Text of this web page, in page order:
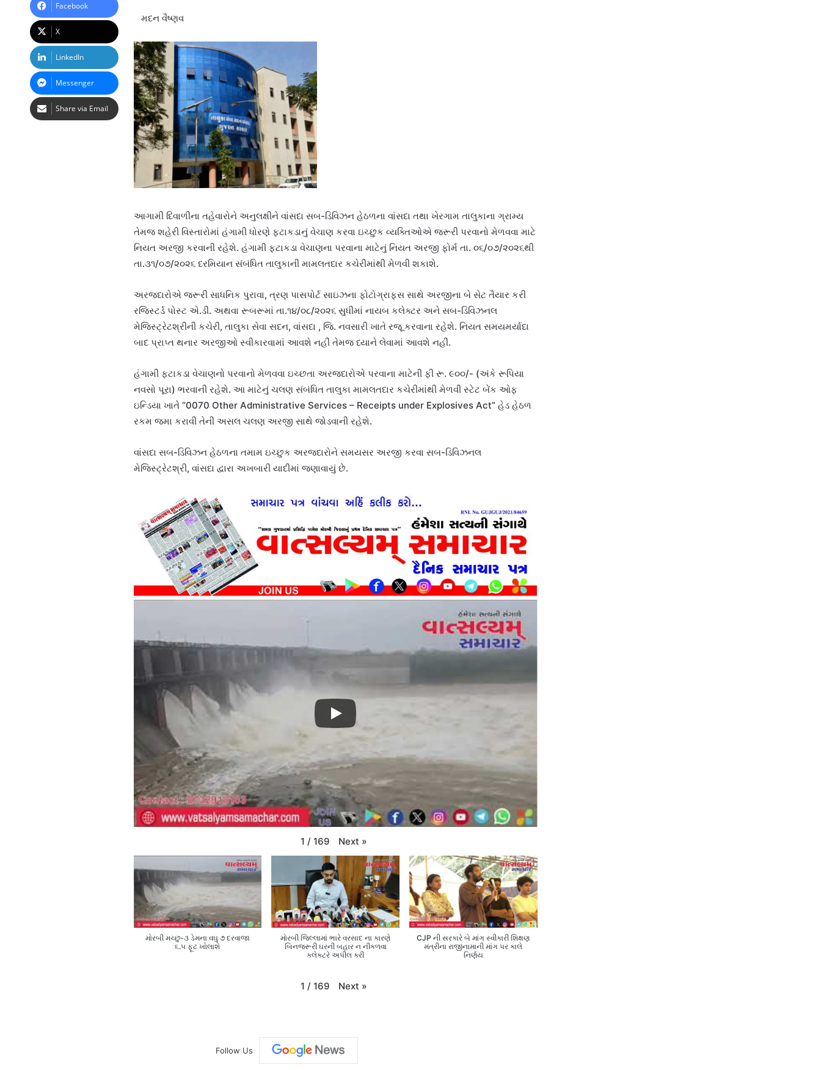
મદન વૈષ્ણવ
આગામી દિવાળીના તહેવારોને અનુલક્ષીને વાંસદા સબ-ડિવિઝન હેઠળના વાંસદા તથા ખેરગામ તાલુકાના ગ્રામ્ય
તેમજ શહેરી વિસ્તારોમાં હંગામી ધોરણે ફટાકડાનું વેચાણ કરવા ઇચ્છુક વ્યક્તિઓએ જરૂરી પરવાનો મેળવવા માટે
નિયત અરજી કરવાની રહેશે. હંગામી ફટાકડા વેચાણના પરવાના માટેનું નિયત અરજી ફોર્મ તા. ૦૬/૦૭/૨૦૨૬થી
તા.૩૧/૦૭/૨૦૨૬ દરમિયાન સંબંધિત તાલુકાની મામલતદાર કચેરીમાંથી મેળવી શકાશે.
અરજદારોએ જરૂરી સાધનિક પુરાવા, ત્રણ પાસપોર્ટ સાઇઝના ફોટોગ્રાફ્સ સાથે અરજીના બે સેટ તૈયાર કરી
રજિસ્ટર્ડ પોસ્ટ એ.ડી. અથવા રૂબરૂમાં તા.૧૪/૦૮/૨૦૨૬ સુધીમાં નાયબ કલેક્ટર અને સબ-ડિવિઝનલ
મેજિસ્ટ્રેટશ્રીની કચેરી, તાલુકા સેવા સદન, વાંસદા , જિ. નવસારી ખાતે રજૂ કરવાના રહેશે. નિયત સમયમર્યાદા
બાદ પ્રાપ્ત થનાર અરજીઓ સ્વીકારવામાં આવશે નહીં તેમજ ધ્યાને લેવામાં આવશે નહીં.
હંગામી ફટાકડા વેચાણનો પરવાનો મેળવવા ઇચ્છતા અરજદારોએ પરવાના માટેની ફી રૂ. ૯૦૦/- (અંકે રૂપિયા
નવસો પૂરા) ભરવાની રહેશે. આ માટેનું ચલણ સંબંધિત તાલુકા મામલતદાર કચેરીમાંથી મેળવી સ્ટેટ બેંક ઓફ
ઇન્ડિયા ખાતે “0070 Other Administrative Services – Receipts under Explosives Act” હેડ હેઠળ
રકમ જમા કરાવી તેની અસલ ચલણ અરજી સાથે જોડવાની રહેશે.
વાંસદા સબ-ડિવિઝન હેઠળના તમામ ઇચ્છુક અરજદારોને સમયસર અરજી કરવા સબ-ડિવિઝનલ
મેજિસ્ટ્રેટશ્રી, વાંસદા દ્વારા અખબારી યાદીમાં જણાવાયું છે.
1 / 169 Next »
મોરબી મચ્છુ-૩ ડેમના વઘુ ૭ દરવાજા
૬.૫ ફૂટ ખોલાશે
મોરબી જિલ્લામાં ભારે વરસાદ ના કારણે
બિનજરૂરી ઘરની બહાર ન નીકળવા
કલેક્ટરે અપીલ કરી
CJP ની સરકારે બે માંગ સ્વીકારી શિક્ષણ
મંત્રીના રાજીનામાની માંગ પર કાલે
નિર્ણય
1 / 169 Next »
Facebook
X
LinkedIn
Messenger
Share via Email
Follow Us